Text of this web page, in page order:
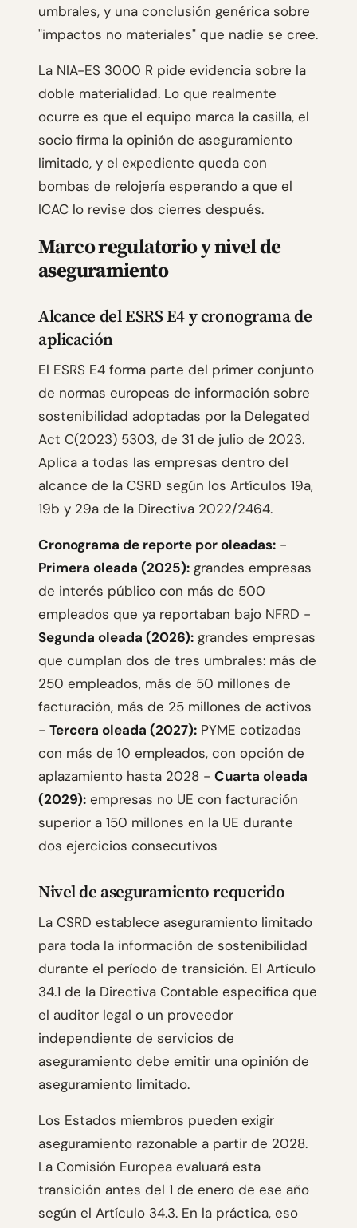
umbrales, y una conclusión genérica sobre
"impactos no materiales" que nadie se cree.
La NIA-ES 3000 R pide evidencia sobre la
doble materialidad. Lo que realmente
ocurre es que el equipo marca la casilla, el
socio firma la opinión de aseguramiento
limitado, y el expediente queda con
bombas de relojería esperando a que el
ICAC lo revise dos cierres después.
Marco regulatorio y nivel de
aseguramiento
Alcance del ESRS E4 y cronograma de
aplicación
El ESRS E4 forma parte del primer conjunto
de normas europeas de información sobre
sostenibilidad adoptadas por la Delegated
Act C(2023) 5303, de 31 de julio de 2023.
Aplica a todas las empresas dentro del
alcance de la CSRD según los Artículos 19a,
19b y 29a de la Directiva 2022/2464.
Cronograma de reporte por oleadas: -
Primera oleada (2025): grandes empresas
de interés público con más de 500
empleados que ya reportaban bajo NFRD -
Segunda oleada (2026): grandes empresas
que cumplan dos de tres umbrales: más de
250 empleados, más de 50 millones de
facturación, más de 25 millones de activos
- Tercera oleada (2027): PYME cotizadas
con más de 10 empleados, con opción de
aplazamiento hasta 2028 - Cuarta oleada
(2029): empresas no UE con facturación
superior a 150 millones en la UE durante
dos ejercicios consecutivos
Nivel de aseguramiento requerido
La CSRD establece aseguramiento limitado
para toda la información de sostenibilidad
durante el período de transición. El Artículo
34.1 de la Directiva Contable especifica que
el auditor legal o un proveedor
independiente de servicios de
aseguramiento debe emitir una opinión de
aseguramiento limitado.
Los Estados miembros pueden exigir
aseguramiento razonable a partir de 2028.
La Comisión Europea evaluará esta
transición antes del 1 de enero de ese año
según el Artículo 34.3. En la práctica, eso